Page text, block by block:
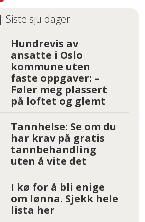
| Siste sju dager
Hundrevis av
ansatte i Oslo
kommune uten
faste oppgaver: –
Føler meg plassert
på loftet og glemt
Tannhelse: Se om du
har krav på gratis
tannbehandling
uten å vite det
I kø for å bli enige
om lønna. Sjekk hele
lista her